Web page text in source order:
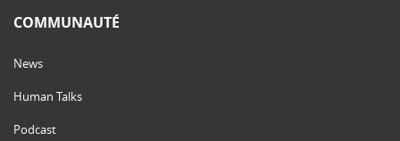
COMMUNAUTÉ
News
Human Talks
Podcast